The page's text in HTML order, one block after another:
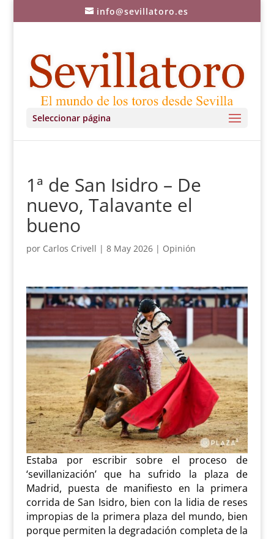
info@sevillatoro.es
Seleccionar página
1ª de San Isidro – De
nuevo, Talavante el
bueno
por Carlos Crivell | 8 May 2026| Opinión
Estaba por escribir sobre el proceso de
‘sevillanización’ que ha sufrido la plaza de
Madrid, puesta de manifiesto en la primera
corrida de San Isidro, bien con la lidia de reses
impropias de la primera plaza del mundo, bien
porque permiten la degradación completa de la